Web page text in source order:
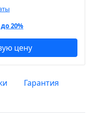
20%
цену
Гарантия